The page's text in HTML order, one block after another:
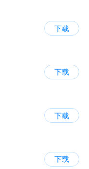
下载
下载
下载
下载